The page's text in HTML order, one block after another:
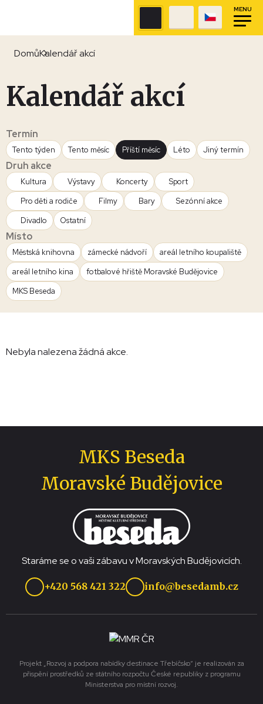
MENU
DomůKalendář akcí
Kalendář akcí
Termín
Tento týden Tento měsíc Příští měsíc Léto Jiný termín
Druh akce
Kultura Výstavy Koncerty
Sport
Pro děti a rodiče
Filmy Bary
Sezónní akce
Divadlo
Ostatní
Místo
Městská knihovna zámecké nádvoří
areál letního koupaliště
areál letního kina
fotbalové hřiště Moravské Budějovice
MKS Beseda
Nebyla nalezena žádná akce.
MKS Beseda
Moravské Budějovice
Staráme se o vaši zábavu v Moravských Budějovicích.
+420 568 421 322 info@besedamb.cz
Projekt „Rozvoj a podpora nabídky destinace Třebíčsko“ je realizován za
přispění prostředků ze státního rozpočtu České republiky z programu
Ministerstva pro místní rozvoj.